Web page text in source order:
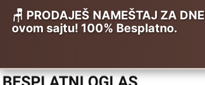
🪑 PRODAJEŠ NAMEŠTAJ ZA
ovom sajtu! 100% Besplatno.